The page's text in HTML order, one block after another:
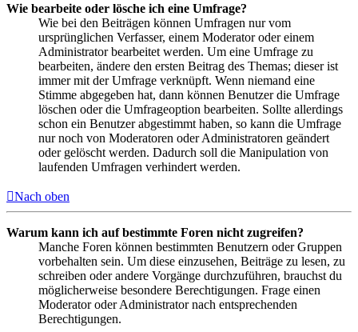
Wie bearbeite oder lösche ich eine Umfrage?
Wie bei den Beiträgen können Umfragen nur vom
ursprünglichen Verfasser, einem Moderator oder einem
Administrator bearbeitet werden. Um eine Umfrage zu
bearbeiten, ändere den ersten Beitrag des Themas; dieser ist
immer mit der Umfrage verknüpft. Wenn niemand eine
Stimme abgegeben hat, dann können Benutzer die Umfrage
löschen oder die Umfrageoption bearbeiten. Sollte allerdings
schon ein Benutzer abgestimmt haben, so kann die Umfrage
nur noch von Moderatoren oder Administratoren geändert
oder gelöscht werden. Dadurch soll die Manipulation von
laufenden Umfragen verhindert werden.
Nach oben
Warum kann ich auf bestimmte Foren nicht zugreifen?
Manche Foren können bestimmten Benutzern oder Gruppen
vorbehalten sein. Um diese einzusehen, Beiträge zu lesen, zu
schreiben oder andere Vorgänge durchzuführen, brauchst du
möglicherweise besondere Berechtigungen. Frage einen
Moderator oder Administrator nach entsprechenden
Berechtigungen.